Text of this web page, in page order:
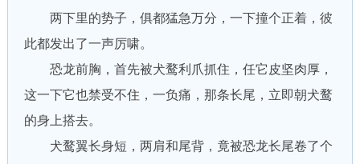
两下里的势子，俱都猛急万分，一下撞个正着，彼
此都发出了一声厉啸。
恐龙前胸，首先被犬鹜利爪抓住，任它皮坚肉厚，
这一下它也禁受不住，一负痛，那条长尾，立即朝犬鹜
的身上搭去。
犬鹜翼长身短，两肩和尾背，竟被恐龙长尾卷了个